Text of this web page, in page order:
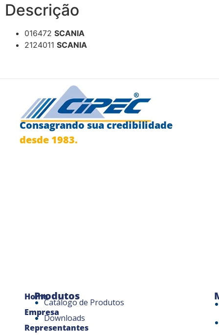
Descrição
016472 SCANIA
2124011 SCANIA
Consagrando sua credibilidade
desde 1983.
Home
Empresa
Representantes
Produtos
Catálogo de Produtos
Downloads